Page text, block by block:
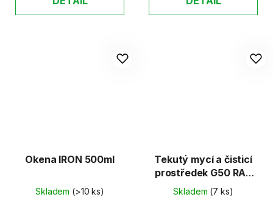
Okena IRON 500ml
Skladem (>10 ks)
Tekutý mycí a čisticí
prostředek G50 RAJ
UNI, 5 l
Skladem (7 ks)